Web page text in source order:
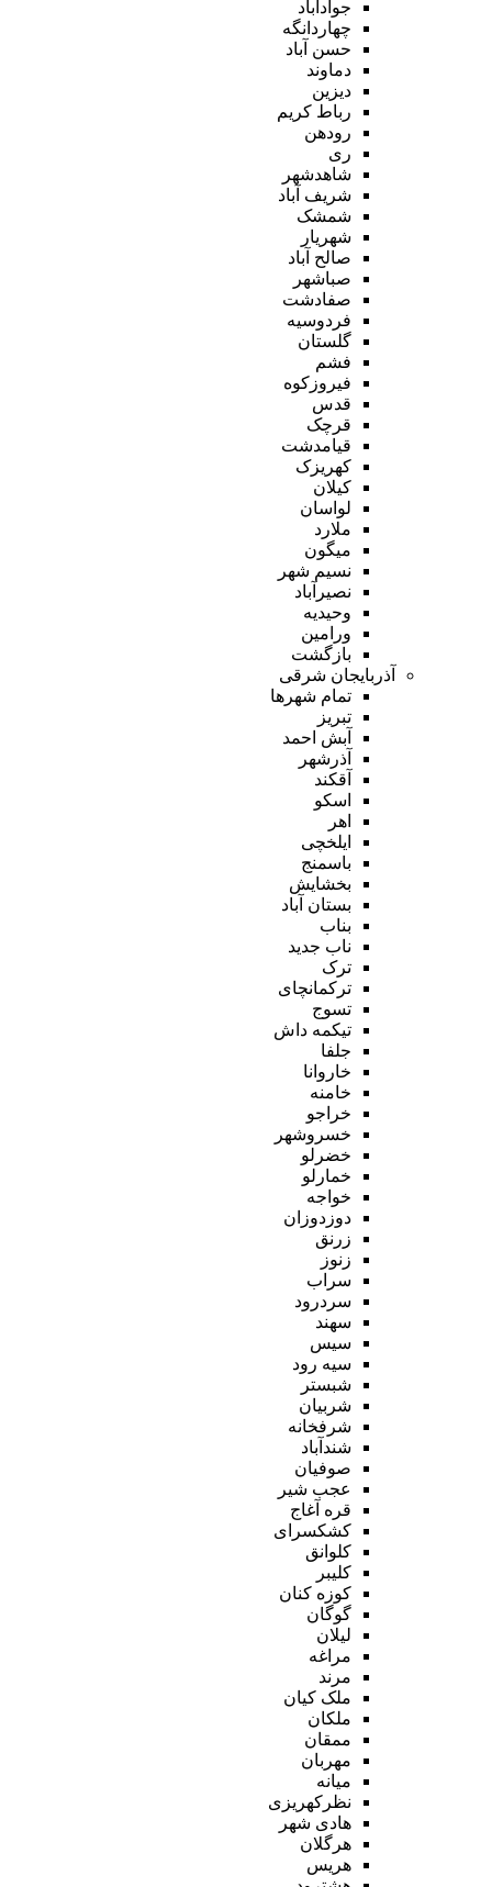
جوادآباد
چهاردانگه
حسن آباد
دماوند
دیزین
رباط کریم
رودهن
ری
شاهدشهر
شریف آباد
شمشک
شهریار
صالح آباد
صباشهر
صفادشت
فردوسیه
گلستان
فشم
فیروزکوه
قدس
قرچک
قیامدشت
کهریزک
کیلان
لواسان
ملارد
میگون
نسیم شهر
نصیرآباد
وحیدیه
ورامین
بازگشت
آذربایجان شرقی
تمام شهر‌ها
تبریز
آبش احمد
آذرشهر
آقکند
اسکو
اهر
ایلخچی
باسمنج
بخشایش
بستان آباد
بناب
ناب جدید
ترک
ترکمانچای
تسوج
تیکمه داش
جلفا
خاروانا
خامنه
خراجو
خسروشهر
خضرلو
خمارلو
خواجه
دوزدوزان
زرنق
زنوز
سراب
سردرود
سهند
سیس
سیه رود
شبستر
شربیان
شرفخانه
شندآباد
صوفیان
عجب شیر
قره آغاج
کشکسرای
کلوانق
کلیبر
کوزه کنان
گوگان
لیلان
مراغه
مرند
ملک کیان
ملکان
ممقان
مهربان
میانه
نظرکهریزی
هادی شهر
هرگلان
هریس